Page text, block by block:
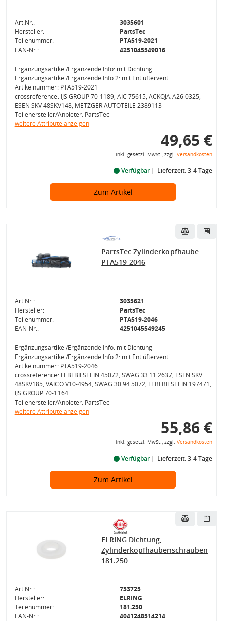
Art.Nr.:
3035601
Hersteller:
PartsTec
Teilenummer:
PTA519-2021
EAN-Nr.:
4251045549016
Ergänzungsartikel/Ergänzende Info: mit Dichtung
Ergänzungsartikel/Ergänzende Info 2: mit Entlüfterventil
Artikelnummer: PTA519-2021
crossreference: IJS GROUP 70-1189, AIC 75615, ACKOJA A26-0325,
ESEN SKV 48SKV148, METZGER AUTOTEILE 2389113
Teilehersteller/Anbieter: PartsTec
weitere Attribute anzeigen
49,65 €
inkl. gesetzl. MwSt., zzgl. Versandkosten
Verfügbar Lieferzeit: 3-4 Tage
Zum Artikel
PartsTec Zylinderkopfhaube
PTA519-2046
Art.Nr.:
3035621
Hersteller:
PartsTec
Teilenummer:
PTA519-2046
EAN-Nr.:
4251045549245
Ergänzungsartikel/Ergänzende Info: mit Dichtung
Ergänzungsartikel/Ergänzende Info 2: mit Entlüfterventil
Artikelnummer: PTA519-2046
crossreference: FEBI BILSTEIN 45072, SWAG 33 11 2637, ESEN SKV
48SKV185, VAICO V10-4954, SWAG 30 94 5072, FEBI BILSTEIN 197471,
IJS GROUP 70-1164
Teilehersteller/Anbieter: PartsTec
weitere Attribute anzeigen
55,86 €
inkl. gesetzl. MwSt., zzgl. Versandkosten
Verfügbar Lieferzeit: 3-4 Tage
Zum Artikel
ELRING Dichtung,
Zylinderkopfhaubenschrauben
181.250
Art.Nr.:
733725
Hersteller:
ELRING
Teilenummer:
181.250
EAN-Nr.:
4041248514214